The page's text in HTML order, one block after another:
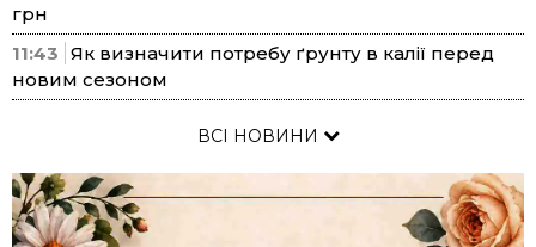
грн
11:43 Як визначити потребу ґрунту в калії перед
новим сезоном
ВСІ НОВИНИ